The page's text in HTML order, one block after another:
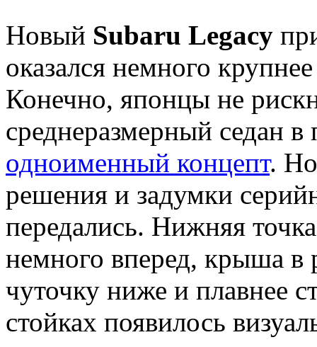
Новый Subaru Legacy
оказался немного
Конечно, японцы не
среднеразмерный седан в
одноименный концепт.
решения и задумки
передались. Нижняя
немного вперед, крыша в
чуточку ниже и плавнее
стойках появилось